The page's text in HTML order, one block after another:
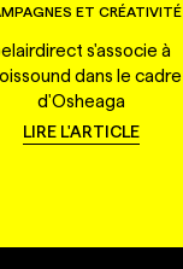
ET CRÉATIVITÉ
s'associe à
dans le cadre
d'Osheaga
LIRE L'ARTICLE